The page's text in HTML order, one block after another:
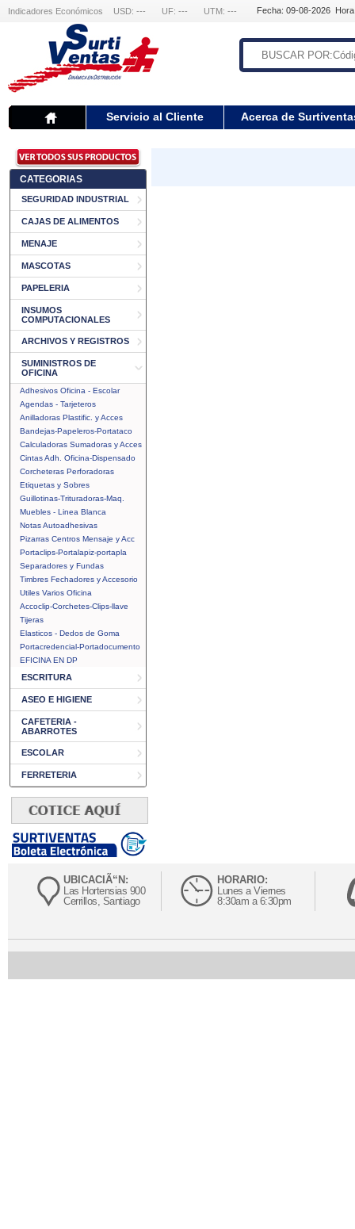
Indicadores Económicos USD: --- UF: --- UTM: --- Fecha: 09-08-2026
Servicio al Cliente Acerca de
CATEGORIAS
SEGURIDAD INDUSTRIAL
CAJAS DE ALIMENTOS
MENAJE
MASCOTAS
PAPELERIA
INSUMOS
COMPUTACIONALES
ARCHIVOS Y REGISTROS
SUMINISTROS DE
OFICINA
Adhesivos Oficina - Escolar
Agendas - Tarjeteros
Anilladoras Plastific. y Acces
Bandejas-Papeleros-Portataco
Calculadoras Sumadoras y Acces
Cintas Adh. Oficina-Dispensado
Corcheteras Perforadoras
Etiquetas y Sobres
Guillotinas-Trituradoras-Maq.
Muebles - Linea Blanca
Notas Autoadhesivas
Pizarras Centros Mensaje y Acc
Portaclips-Portalapiz-portapla
Separadores y Fundas
Timbres Fechadores y Accesorio
Utiles Varios Oficina
Accoclip-Corchetes-Clips-llave
Tijeras
Elasticos - Dedos de Goma
Portacredencial-Portadocumento
EFICINA EN DP
ESCRITURA
ASEO E HIGIENE
CAFETERIA -
ABARROTES
ESCOLAR
FERRETERIA
UBICACIÃ“N:
Las Hortensias 900
Cerrillos, Santiago
HORARIO:
Lunes a Viernes
8:30am a 6:30pm